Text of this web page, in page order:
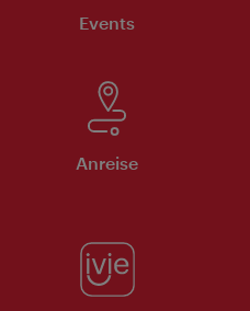
Events
Anreise